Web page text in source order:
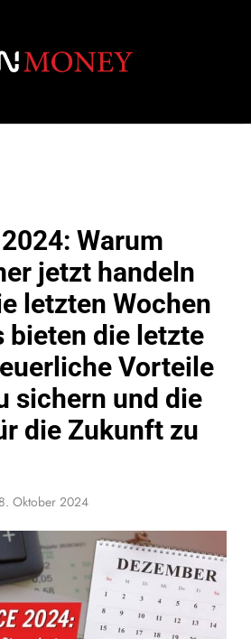
Warum
jetzt handeln
letzten Wochen
bieten die letzte
Vorteile
sichern und die
die Zukunft zu
Oktober 2024